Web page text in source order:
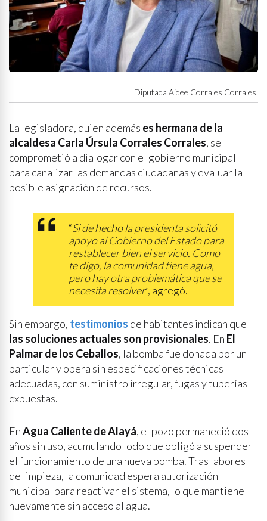
Diputada Aidee Corrales Corrales.
La legisladora, quien además es hermana de la
alcaldesa Carla Úrsula Corrales Corrales, se
comprometió a dialogar con el gobierno municipal
para canalizar las demandas ciudadanas y evaluar la
posible asignación de recursos.
“Si de hecho la presidenta solicitó
apoyo al Gobierno del Estado para
restablecer bien el servicio. Como
te digo, la comunidad tiene agua,
pero hay otra problemática que se
necesita resolver”, agregó.
Sin embargo, testimonios de habitantes indican que
las soluciones actuales son provisionales. En El
Palmar de los Ceballos, la bomba fue donada por un
particular y opera sin especificaciones técnicas
adecuadas, con suministro irregular, fugas y tuberías
expuestas.
EnAgua Caliente de Alayá, el pozo permaneció dos
años sin uso, acumulando lodo que obligó a suspender
el funcionamiento de una nueva bomba. Tras labores
de limpieza, la comunidad espera autorización
municipal para reactivar el sistema, lo que mantiene
nuevamente sin acceso al agua.